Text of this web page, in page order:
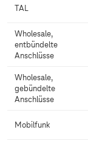
TAL
Wholesale,
entbündelte
Anschlüsse
Wholesale,
gebündelte
Anschlüsse
Mobilfunk